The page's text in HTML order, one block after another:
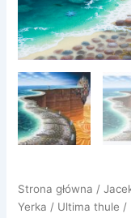
Strona główna /
Yerka / Ultima thule /